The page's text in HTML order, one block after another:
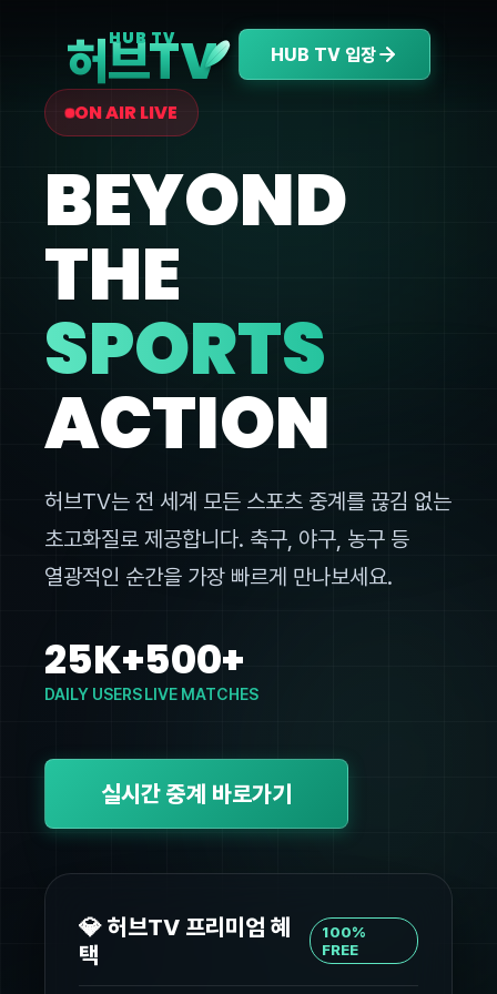
HUB TV
허브TV HUB TV 입장
ON AIR LIVE
BEYOND
THE
SPORTS
ACTION
허브TV는 전 세계 모든 스포츠 중계를 끊김 없는
초고화질로 제공합니다. 축구, 야구, 농구 등
열광적인 순간을 가장 빠르게 만나보세요.
25K+
DAILY USERS
500+
LIVE MATCHES
실시간 중계 바로가기
💎 허브TV 프리미엄 혜
택
100%
FREE